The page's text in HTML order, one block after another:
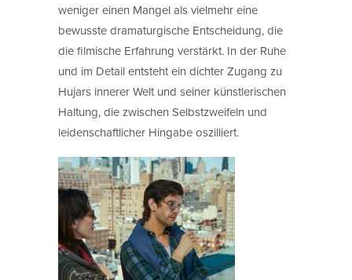
weniger einen Mangel als vielmehr eine
bewusste dramaturgische Entscheidung, die
die filmische Erfahrung verstärkt. In der Ruhe
und im Detail entsteht ein dichter Zugang zu
Hujars innerer Welt und seiner künstlerischen
Haltung, die zwischen Selbstzweifeln und
leidenschaftlicher Hingabe oszilliert.